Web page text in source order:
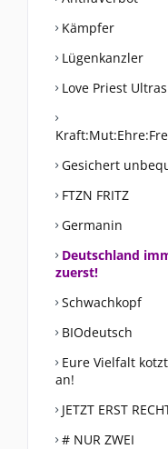
Kämpfer
Lügenkanzler
Love Priest Ultras
Gesichert
FTZN FRITZ
Germanin
Deutschland
zuerst!
Schwachkopf
BIOdeutsch
Eure Vielfalt
an!
JETZT ERST
# NUR ZWEI